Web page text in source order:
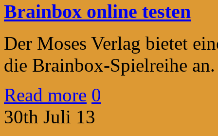
Brainbox online testen
Der Moses Verlag bietet
die Brainbox-Spielreihe an.
Read more 0
30th Juli 13